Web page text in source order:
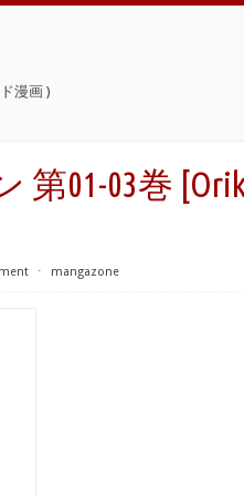
漫画 )
01-03巻
⋅ mangazone